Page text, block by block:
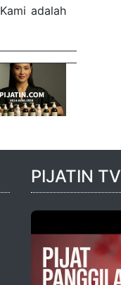
adalah
PIJATIN TV